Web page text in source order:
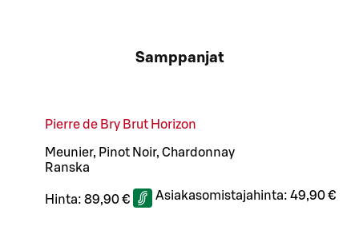
Samppanjat
Pierre de Bry Brut Horizon
Meunier, Pinot Noir, Chardonnay
Ranska
Hinta: 89,90 € Asiakasomistajahinta: 49,90 €